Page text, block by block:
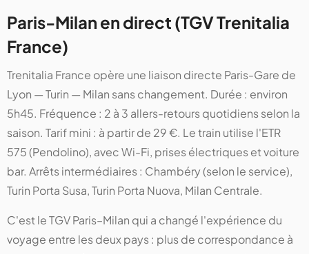
Paris-Milan en direct (TGV Trenitalia
France)
Trenitalia France opère une liaison directe Paris-Gare de
Lyon — Turin — Milan sans changement. Durée : environ
5h45. Fréquence : 2 à 3 allers-retours quotidiens selon la
saison. Tarif mini : à partir de 29 €. Le train utilise l'ETR
575 (Pendolino), avec Wi-Fi, prises électriques et voiture
bar. Arrêts intermédiaires : Chambéry (selon le service),
Turin Porta Susa, Turin Porta Nuova, Milan Centrale.
C'est le TGV Paris–Milan qui a changé l'expérience du
voyage entre les deux pays : plus de correspondance à